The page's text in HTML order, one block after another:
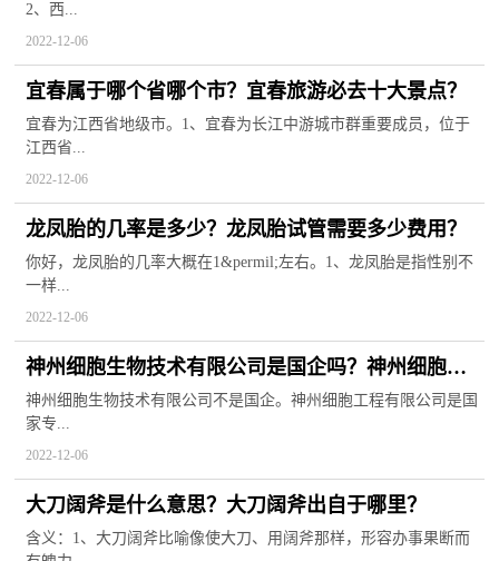
2、西...
2022-12-06
宜春属于哪个省哪个市？宜春旅游必去十大景点？
宜春为江西省地级市。1、宜春为长江中游城市群重要成员，位于
江西省...
2022-12-06
龙凤胎的几率是多少？龙凤胎试管需要多少费用？
你好，龙凤胎的几率大概在1&permil;左右。1、龙凤胎是指性别不
一样...
2022-12-06
神州细胞生物技术有限公司是国企吗？神州细胞新
冠疫苗优缺点是什么？
神州细胞生物技术有限公司不是国企。神州细胞工程有限公司是国
家专...
2022-12-06
大刀阔斧是什么意思？大刀阔斧出自于哪里？
含义：1、大刀阔斧比喻像使大刀、用阔斧那样，形容办事果断而